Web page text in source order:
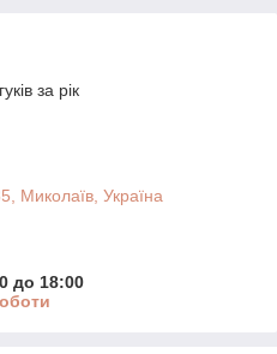
за рік
Миколаїв, Україна
до 18:00